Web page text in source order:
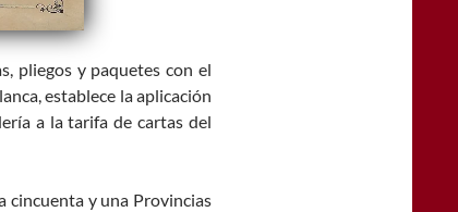
pliegos y paquetes con el
establece la aplicación
a la tarifa de cartas del
cincuenta y una Provincias